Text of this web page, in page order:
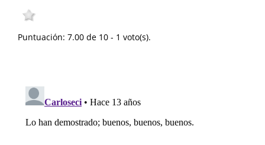
Puntuación: 7.00 de 10 - 1 voto(s).